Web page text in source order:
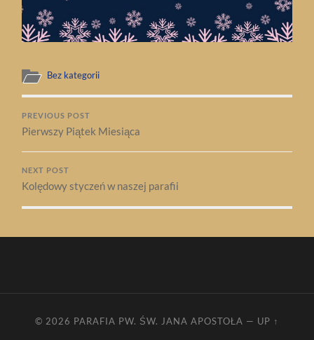
Bez kategorii
PREVIOUS POST
Pierwszy Piątek Miesiąca
NEXT POST
Kolędowy styczeń w naszej parafii
© 2026 PARAFIA PW. ŚW. JANA APOSTOŁA — UP ↑